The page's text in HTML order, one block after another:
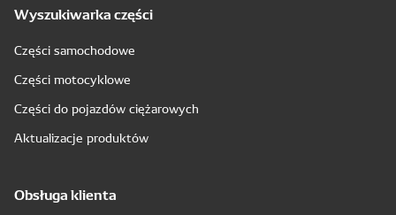
Wyszukiwarka części
Części samochodowe
Części motocyklowe
Części do pojazdów ciężarowych
Aktualizacje produktów
Obsługa klienta